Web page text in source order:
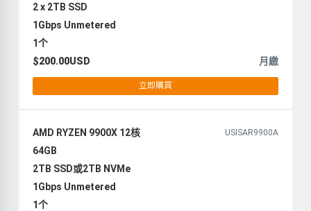
2 x 2TB SSD
1Gbps Unmetered
1个
$200.00USD
月繳
立即購買
AMD RYZEN 9900X 12核 USISAR9900A
64GB
2TB SSD或2TB NVMe
1Gbps Unmetered
1个